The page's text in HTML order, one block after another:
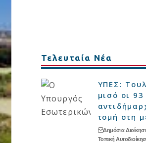
Τελευταία Νέα
ΥΠΕΣ:
μισό οι 93
τομή στη
Δημόσια
Τοπική